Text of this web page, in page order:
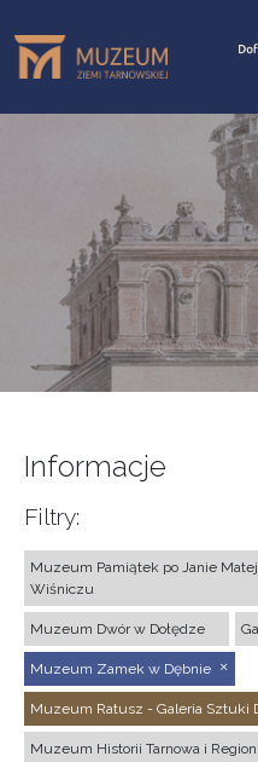
Informacje
Filtry:
Muzeum Pamiątek po Janie
Wiśniczu
Muzeum Dwór w Dołędze
Muzeum Zamek w Dębnie
Muzeum Ratusz - Galeria Sztuki
Muzeum Historii Tarnowa i